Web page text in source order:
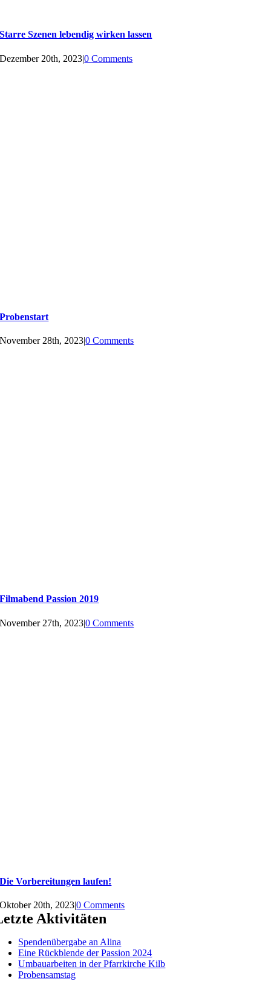
Starre Szenen lebendig wirken lassen
Dezember 20th, 2023|0 Comments
Probenstart
November 28th, 2023|0 Comments
Filmabend Passion 2019
November 27th, 2023|0 Comments
Die Vorbereitungen laufen!
Oktober 20th, 2023|0 Comments
Aktivitäten
Spendenübergabe an Alina
Eine Rückblende der Passion 2024
Umbauarbeiten in der Pfarrkirche Kilb
Probensamstag